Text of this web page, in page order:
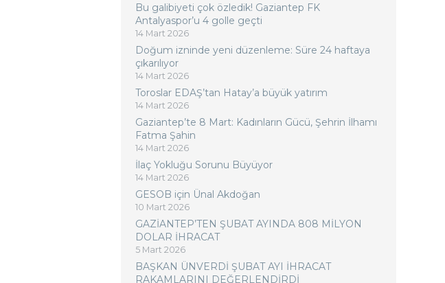
Bu galibiyeti çok özledik! Gaziantep FK
Antalyaspor’u 4 golle geçti
14 Mart 2026
Doğum izninde yeni düzenleme: Süre 24 haftaya
çıkarılıyor
14 Mart 2026
Toroslar EDAŞ’tan Hatay’a büyük yatırım
14 Mart 2026
Gaziantep’te 8 Mart: Kadınların Gücü, Şehrin İlhamı
Fatma Şahin
14 Mart 2026
İlaç Yokluğu Sorunu Büyüyor
14 Mart 2026
GESOB için Ünal Akdoğan
10 Mart 2026
GAZİANTEP’TEN ŞUBAT AYINDA 808 MİLYON
DOLAR İHRACAT
5 Mart 2026
BAŞKAN ÜNVERDİ ŞUBAT AYI İHRACAT
RAKAMLARINI DEĞERLENDİRDİ